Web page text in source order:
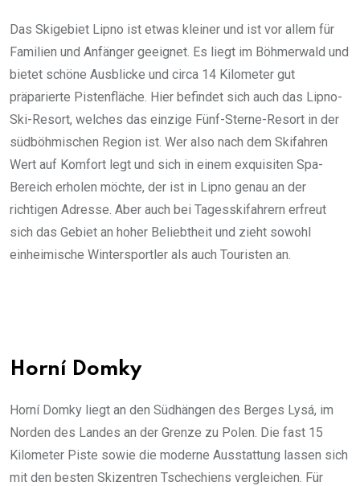
Das Skigebiet Lipno ist etwas kleiner und ist vor allem für
Familien und Anfänger geeignet. Es liegt im Böhmerwald und
bietet schöne Ausblicke und circa 14 Kilometer gut
präparierte Pistenfläche. Hier befindet sich auch das Lipno-
Ski-Resort, welches das einzige Fünf-Sterne-Resort in der
südböhmischen Region ist. Wer also nach dem Skifahren
Wert auf Komfort legt und sich in einem exquisiten Spa-
Bereich erholen möchte, der ist in Lipno genau an der
richtigen Adresse. Aber auch bei Tagesskifahrern erfreut
sich das Gebiet an hoher Beliebtheit und zieht sowohl
einheimische Wintersportler als auch Touristen an.
Horní Domky
Horní Domky liegt an den Südhängen des Berges Lysá, im
Norden des Landes an der Grenze zu Polen. Die fast 15
Kilometer Piste sowie die moderne Ausstattung lassen sich
mit den besten Skizentren Tschechiens vergleichen. Für